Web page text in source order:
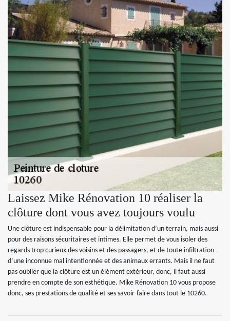
Laissez Mike Rénovation 10 réaliser la
clôture dont vous avez toujours voulu
Une clôture est indispensable pour la délimitation d’un terrain, mais aussi
pour des raisons sécuritaires et intimes. Elle permet de vous isoler des
regards trop curieux des voisins et des passagers, et de toute infiltration
d’une inconnue mal intentionnée et des animaux errants. Mais il ne faut
pas oublier que la clôture est un élément extérieur, donc, il faut aussi
prendre en compte de son esthétique. Mike Rénovation 10 vous propose
donc, ses prestations de qualité et ses savoir-faire dans tout le 10260.